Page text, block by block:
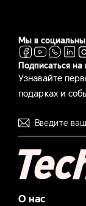
Мы в
Подписаться на
Узнавайте
подарках и
О нас